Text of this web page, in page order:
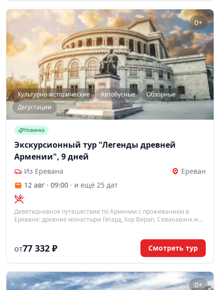
0+
Культурно-исторические Автобусные
Обзорные
Дегустации
Новинка
Экскурсионный тур "Легенды древней
Армении", 9 дней
Из Еревана
Ереван
12 авг · 09:00 · и ещё 25 дат
Девятидневное путешествие по Армении с проживанием в
Ереване: древние монастыри Гегард, Хор Вирап, Севанаванк и
ОТ77 332 ₽ Смотреть тур
0+